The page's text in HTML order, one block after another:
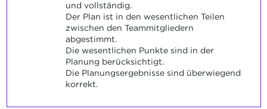
und vollständig.
Der Plan ist in den wesentlichen Teilen
zwischen den Teammitgliedern
abgestimmt.
Die wesentlichen Punkte sind in der
Planung berücksichtigt.
Die Planungsergebnisse sind überwiegend
korrekt.